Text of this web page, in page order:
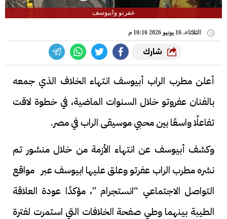
عفرتو وابيوسف
الثلاثاء، 16 يونيو 2026 10:16 م
شارك
أعلن مطرب الراب أبيوسف انتهاء الخلاف الذي جمعه
بالفنان عفروتو خلال السنوات الماضية، في خطوة لاقت
تفاعلًا واسعًا بين محبي موسيقى الراب في مصر.
وكشف أبيوسف عن انتهاء الأزمة من خلال منشور تم
نشره مطرب الراب عفرتو وعلق عليها ابيوسف عبر مواقع
التواصل الاجتماعي “انستجرام ”، مؤكدًا عودة العلاقة
الطيبة بينهما وطي صفحة الخلافات التي استمرت لفترة